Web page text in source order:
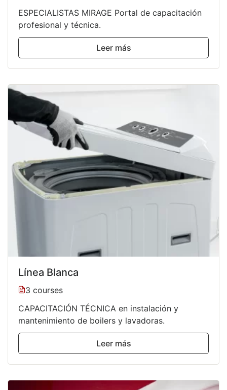
ESPECIALISTAS MIRAGE Portal de capacitación
profesional y técnica.
Leer más
Línea Blanca
3 courses
CAPACITACIÓN TÉCNICA en instalación y
mantenimiento de boilers y lavadoras.
Leer más